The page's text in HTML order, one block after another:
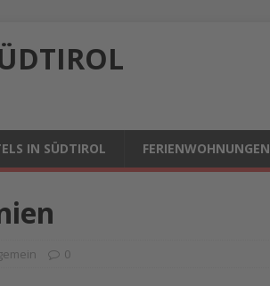
IN SÜDTIROL FERIENWOHNUNGEN
0